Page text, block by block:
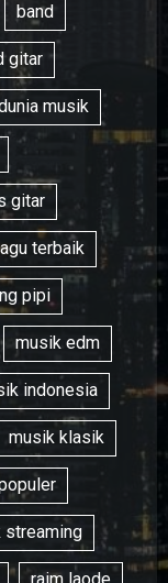
band
gitar
musik
gitar
terbaik
pipi
musik edm
indonesia
musik klasik
streaming